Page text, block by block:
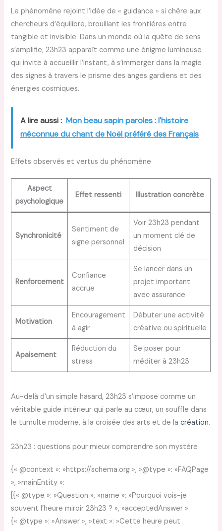
Le phénomène rejoint l’idée de « guidance » si chère aux
chercheurs d’équilibre, brouillant les frontières entre
tangible et invisible. Dans un monde où la quête de sens
s’amplifie, 23h23 apparaît comme une énigme lumineuse
qui invite à accueillir l’instant, à s’immerger dans la magie
des signes à travers le prisme des anges gardiens et des
énergies cosmiques.
A lire aussi : Mon beau sapin paroles : l'histoire
méconnue du chant de Noël préféré des Français
Effets observés et vertus du phénomène
Aspect
psychologique
Effet ressenti Illustration concrète
Synchronicité
Sentiment de
signe personnel
Voir 23h23 pendant
un moment clé de
décision
Renforcement
Confiance
accrue
Se lancer dans un
projet important
avec assurance
Motivation
Encouragement
à agir
Débuter une activité
créative ou spirituelle
Apaisement
Réduction du
stress
Se poser pour
méditer à 23h23
Au-delà d’un simple hasard, 23h23 s’impose comme un
véritable guide intérieur qui parle au cœur, un souffle dans
le tumulte moderne, à la croisée des arts et de lacréation.
23h23 : questions pour mieux comprendre son mystère
{« @context »: »https://schema.org », »@type »: »FAQPage
», »mainEntity »:
[{« @type »: »Question », »name »: »Pourquoi vois-je
souvent l’heure miroir 23h23 ? », »acceptedAnswer »:
{« @type »: »Answer », »text »: »Cette heure peut